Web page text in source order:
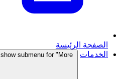
الصفحة الرئيسة
الخدمات
show submenu for "More"